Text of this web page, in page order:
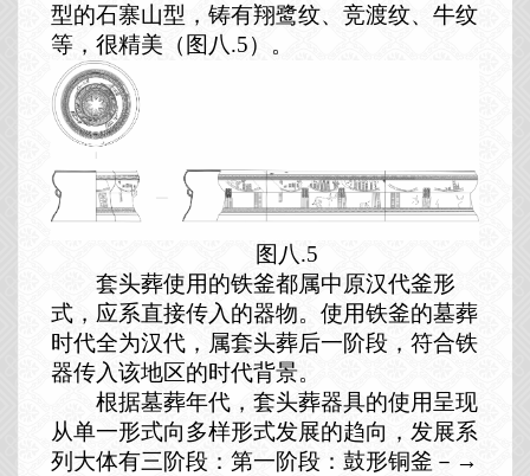
型的石寨山型，铸有翔鹭纹、竞渡纹、牛纹
等，很精美（图八.5）。
图八.5
套头葬使用的铁釜都属中原汉代釜形
式，应系直接传入的器物。使用铁釜的墓葬
时代全为汉代，属套头葬后一阶段，符合铁
器传入该地区的时代背景。
根据墓葬年代，套头葬器具的使用呈现
从单一形式向多样形式发展的趋向，发展系
列大体有三阶段：第一阶段：鼓形铜釜－→